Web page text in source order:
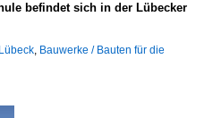
befindet sich in der Lübecker
, Bauwerke / Bauten für die